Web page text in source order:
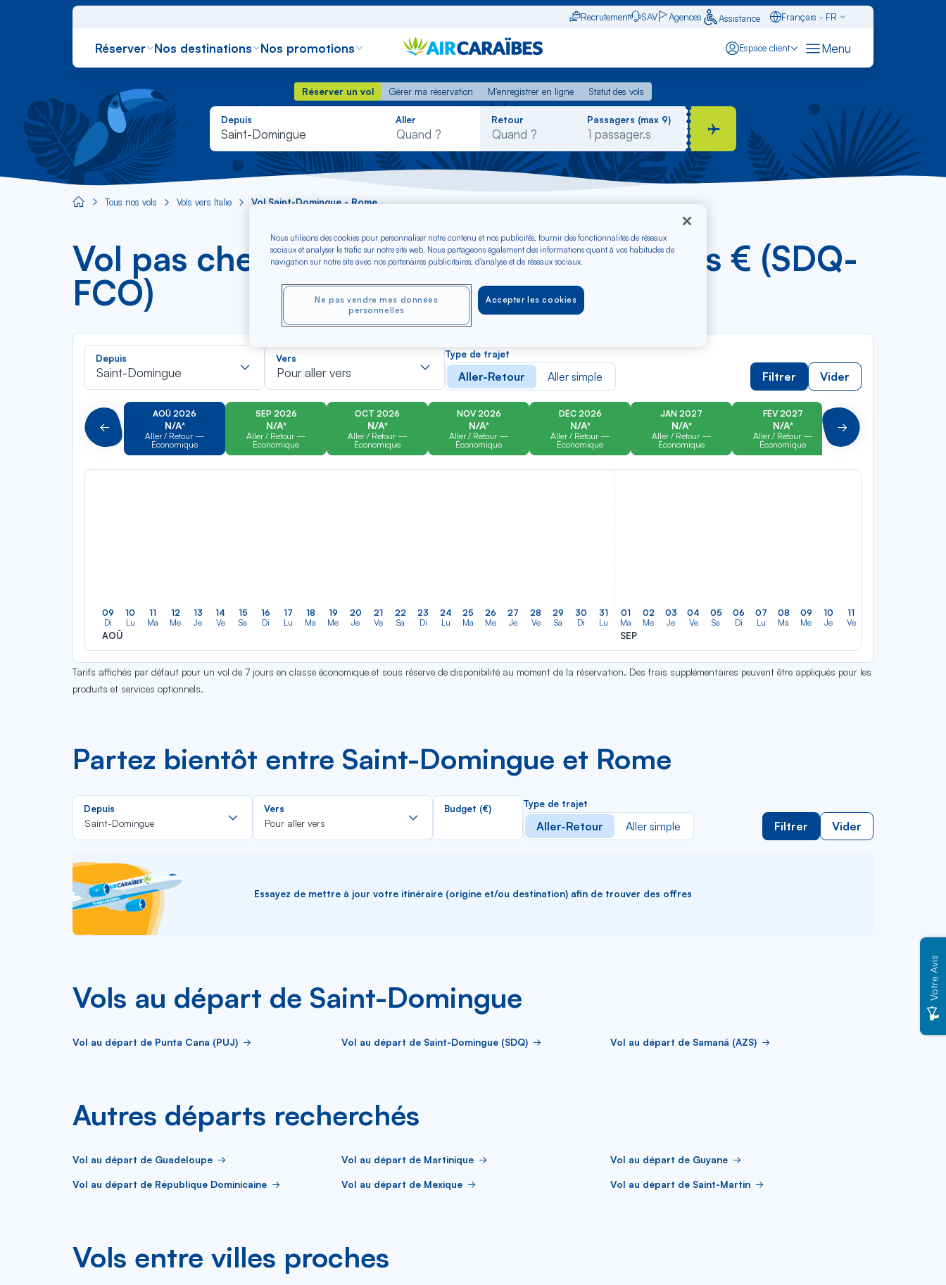
Recrutement SAV Agences Assistance
Français - FR
Réserver Nos destinations Nos promotions Espace client Menu
Réserver un vol Gérer ma réservation M'enregistrer en ligne
Statut des vols
Réserver un vol
Gérer ma réservation M'enregistrer en ligne Statut des vols
Depuis
Saint-Domingue
Rechercher
dans
liste
Aller Retour Passagers (max 9)
Aircaraibes.com
Tous nos vols Vols vers Italie Vol Saint-Domingue - Rome
Vol pas cher Saint-Domingue - Rome dès € (SDQ-
FCO)
Depuis
Saint-Domingue
Rechercher
dans
la
liste
Vers
Pour aller vers
Rechercher
dans
la
liste
Type de trajet
Aller-Retour Aller simple Filtrer Vider
Précédent
AOÛ 2026
N/A*
Aller / Retour —
Économique
SEP 2026
N/A*
Aller / Retour —
Économique
OCT 2026
N/A*
Aller / Retour —
Économique
NOV 2026
N/A*
Aller / Retour —
Économique
DÉC 2026
N/A*
Aller / Retour —
Économique
JAN 2027
N/A*
Aller / Retour —
Économique
FÉV 2027
N/A*
Aller / Retour —
Économique
Aller / Retour —
Suivant
09
Di
AOÛ
10
Lu
11
Ma
12
Me
13
Je
14
Ve
15
Sa
16
Di
17
Lu
18
Ma
19
Me
20
Je
21
Ve
22
Sa
23
Di
24
Lu
25
Ma
26
Me
27
Je
28
Ve
29
Sa
30
Di
31
Lu
01
Ma
SEP
02
Me
03
Je
04
Ve
05
Sa
06
Di
07
Lu
08
Ma
09
Me
10
Je
11
Ve
Tarifs affichés par défaut pour un vol de 7 jours en classe économique et sous réserve de disponibilité au moment de la réservation. Des frais supplémentaires peuvent être appliqués pour les
produits et services optionnels.
Partez bientôt entre Saint-Domingue et Rome
Depuis
Saint-Domingue
Rechercher
dans
la
Vers
Pour aller vers
Rechercher
la
Budget (€) Type de trajet
Aller-Retour Aller simple Filtrer Vider
Essayez de mettre à jour votre itinéraire (origine et/ou destination) afin de trouver des offres
Vols au départ de Saint-Domingue
Vol au départ de Punta Cana (PUJ) Vol au départ de Saint-Domingue (SDQ) Vol au départ de Samaná (AZS)
Autres départs recherchés
Vol au départ de Guadeloupe Vol au départ de Martinique Vol au départ de Guyane
Vol au départ de République Dominicaine Vol au départ de Mexique Vol au départ de Saint-Martin
Vols entre villes proches
Nous utilisons des cookies pour personnaliser notre contenu et nos publicités, fournir des fonctionnalités de réseaux
sociaux et analyser le trafic sur notre site web. Nous partageons également des informations quant à vos habitudes de
navigation sur notre site avec nos partenaires publicitaires, d'analyse et de réseaux sociaux.
Accepter les cookies
Ne pas vendre mes données
personnelles
Votre Avis